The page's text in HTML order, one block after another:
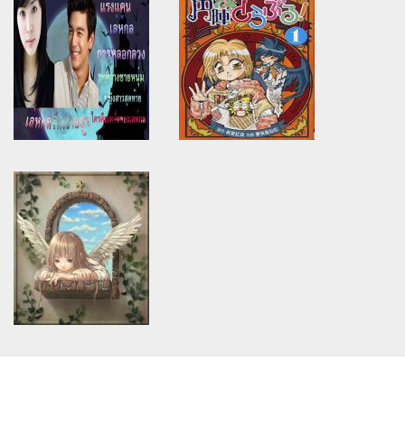
constant article_topic -
assumed 'article_topic' (this
will throw an Error in a future
version of PHP) in
/home/keedkean/domains/keedkean.com/public_html/include/article/
on line534
นายแตงโมสุดpopกับยัยหมู
หวานสุดเชย
constant article_topic -
assumed 'article_topic' (this
will throw an Error in a future
version of PHP) in
/home/keedkean/domains/
on line534
คดีจำเป็น ตอน คดีฆาตกรรมราง
รถไฟ
Warning: Use of undefined
constant article_topic -
assumed 'article_topic' (this
will throw an Error in a future
version of PHP) in
/home/keedkean/domains/keedkean.com/public_html/include/article/
on line534
เล่ห์กลรักเงาอสูร